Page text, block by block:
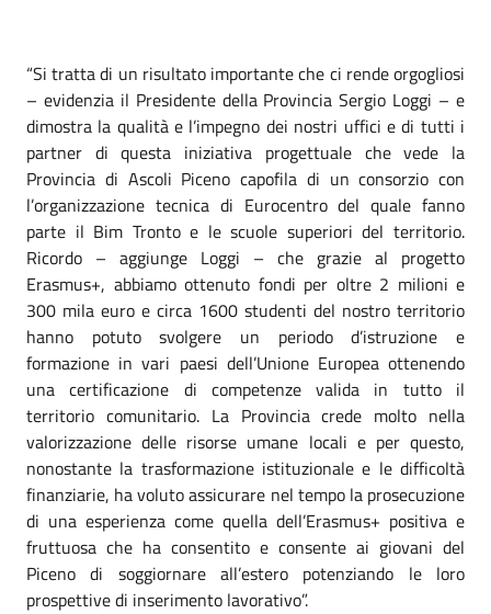
“Si tratta di un risultato importante che ci rende orgogliosi
– evidenzia il Presidente della Provincia Sergio Loggi – e
dimostra la qualità e l’impegno dei nostri uffici e di tutti i
partner di questa iniziativa progettuale che vede la
Provincia di Ascoli Piceno capofila di un consorzio con
l’organizzazione tecnica di Eurocentro del quale fanno
parte il Bim Tronto e le scuole superiori del territorio.
Ricordo – aggiunge Loggi – che grazie al progetto
Erasmus+, abbiamo ottenuto fondi per oltre 2 milioni e
300 mila euro e circa 1600 studenti del nostro territorio
hanno potuto svolgere un periodo d’istruzione e
formazione in vari paesi dell’Unione Europea ottenendo
una certificazione di competenze valida in tutto il
territorio comunitario. La Provincia crede molto nella
valorizzazione delle risorse umane locali e per questo,
nonostante la trasformazione istituzionale e le difficoltà
finanziarie, ha voluto assicurare nel tempo la prosecuzione
di una esperienza come quella dell’Erasmus+ positiva e
fruttuosa che ha consentito e consente ai giovani del
Piceno di soggiornare all’estero potenziando le loro
prospettive di inserimento lavorativo”.